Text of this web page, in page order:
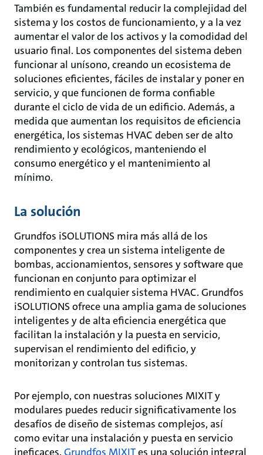
También es fundamental reducir la complejidad del
sistema y los costos de funcionamiento, y a la vez
aumentar el valor de los activos y la comodidad del
usuario final. Los componentes del sistema deben
funcionar al unísono, creando un ecosistema de
soluciones eficientes, fáciles de instalar y poner en
servicio, y que funcionen de forma confiable
durante el ciclo de vida de un edificio. Además, a
medida que aumentan los requisitos de eficiencia
energética, los sistemas HVAC deben ser de alto
rendimiento y ecológicos, manteniendo el
consumo energético y el mantenimiento al
mínimo.
La solución
Grundfos iSOLUTIONS mira más allá de los
componentes y crea un sistema inteligente de
bombas, accionamientos, sensores y software que
funcionan en conjunto para optimizar el
rendimiento en cualquier sistema HVAC. Grundfos
iSOLUTIONS ofrece una amplia gama de soluciones
inteligentes y de alta eficiencia energética que
facilitan la instalación y la puesta en servicio,
supervisan el rendimiento del edificio, y
monitorizan y controlan tus sistemas.
Por ejemplo, con nuestras soluciones MIXIT y
modulares puedes reducir significativamente los
desafíos de diseño de sistemas complejos, así
como evitar una instalación y puesta en servicio
ineficaces. Grundfos MIXITes una solución integral